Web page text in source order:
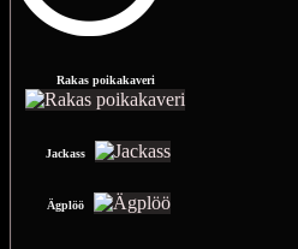
Rakas poikakaveri
Jackass
Ägplöö